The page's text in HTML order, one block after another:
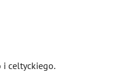
i celtyckiego.